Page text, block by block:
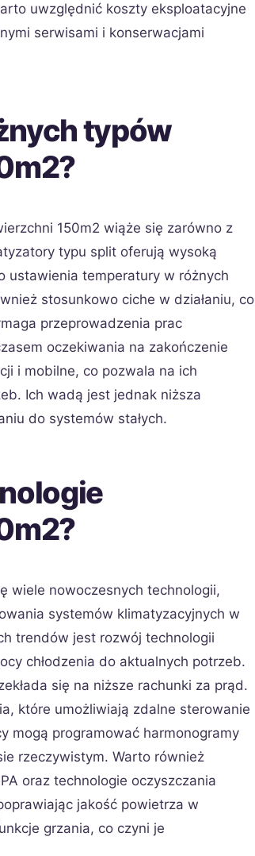
uwzględnić koszty eksploatacyjne
serwisami i konserwacjami
typów
150m2 wiąże się zarówno z
typu split oferują wysoką
ustawienia temperatury w różnych
stosunkowo ciche w działaniu, co
przeprowadzenia prac
oczekiwania na zakończenie
i mobilne, co pozwala na ich
Ich wadą jest jednak niższa
do systemów stałych.
wiele nowoczesnych technologii,
systemów klimatyzacyjnych w
trendów jest rozwój technologii
chłodzenia do aktualnych potrzeb.
się na niższe rachunki za prąd.
które umożliwiają zdalne sterowanie
mogą programować harmonogramy
rzeczywistym. Warto również
oraz technologie oczyszczania
jakość powietrza w
grzania, co czyni je